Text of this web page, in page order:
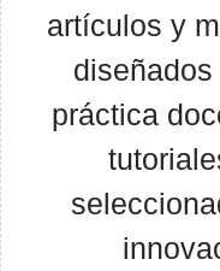
artículos y
práctica